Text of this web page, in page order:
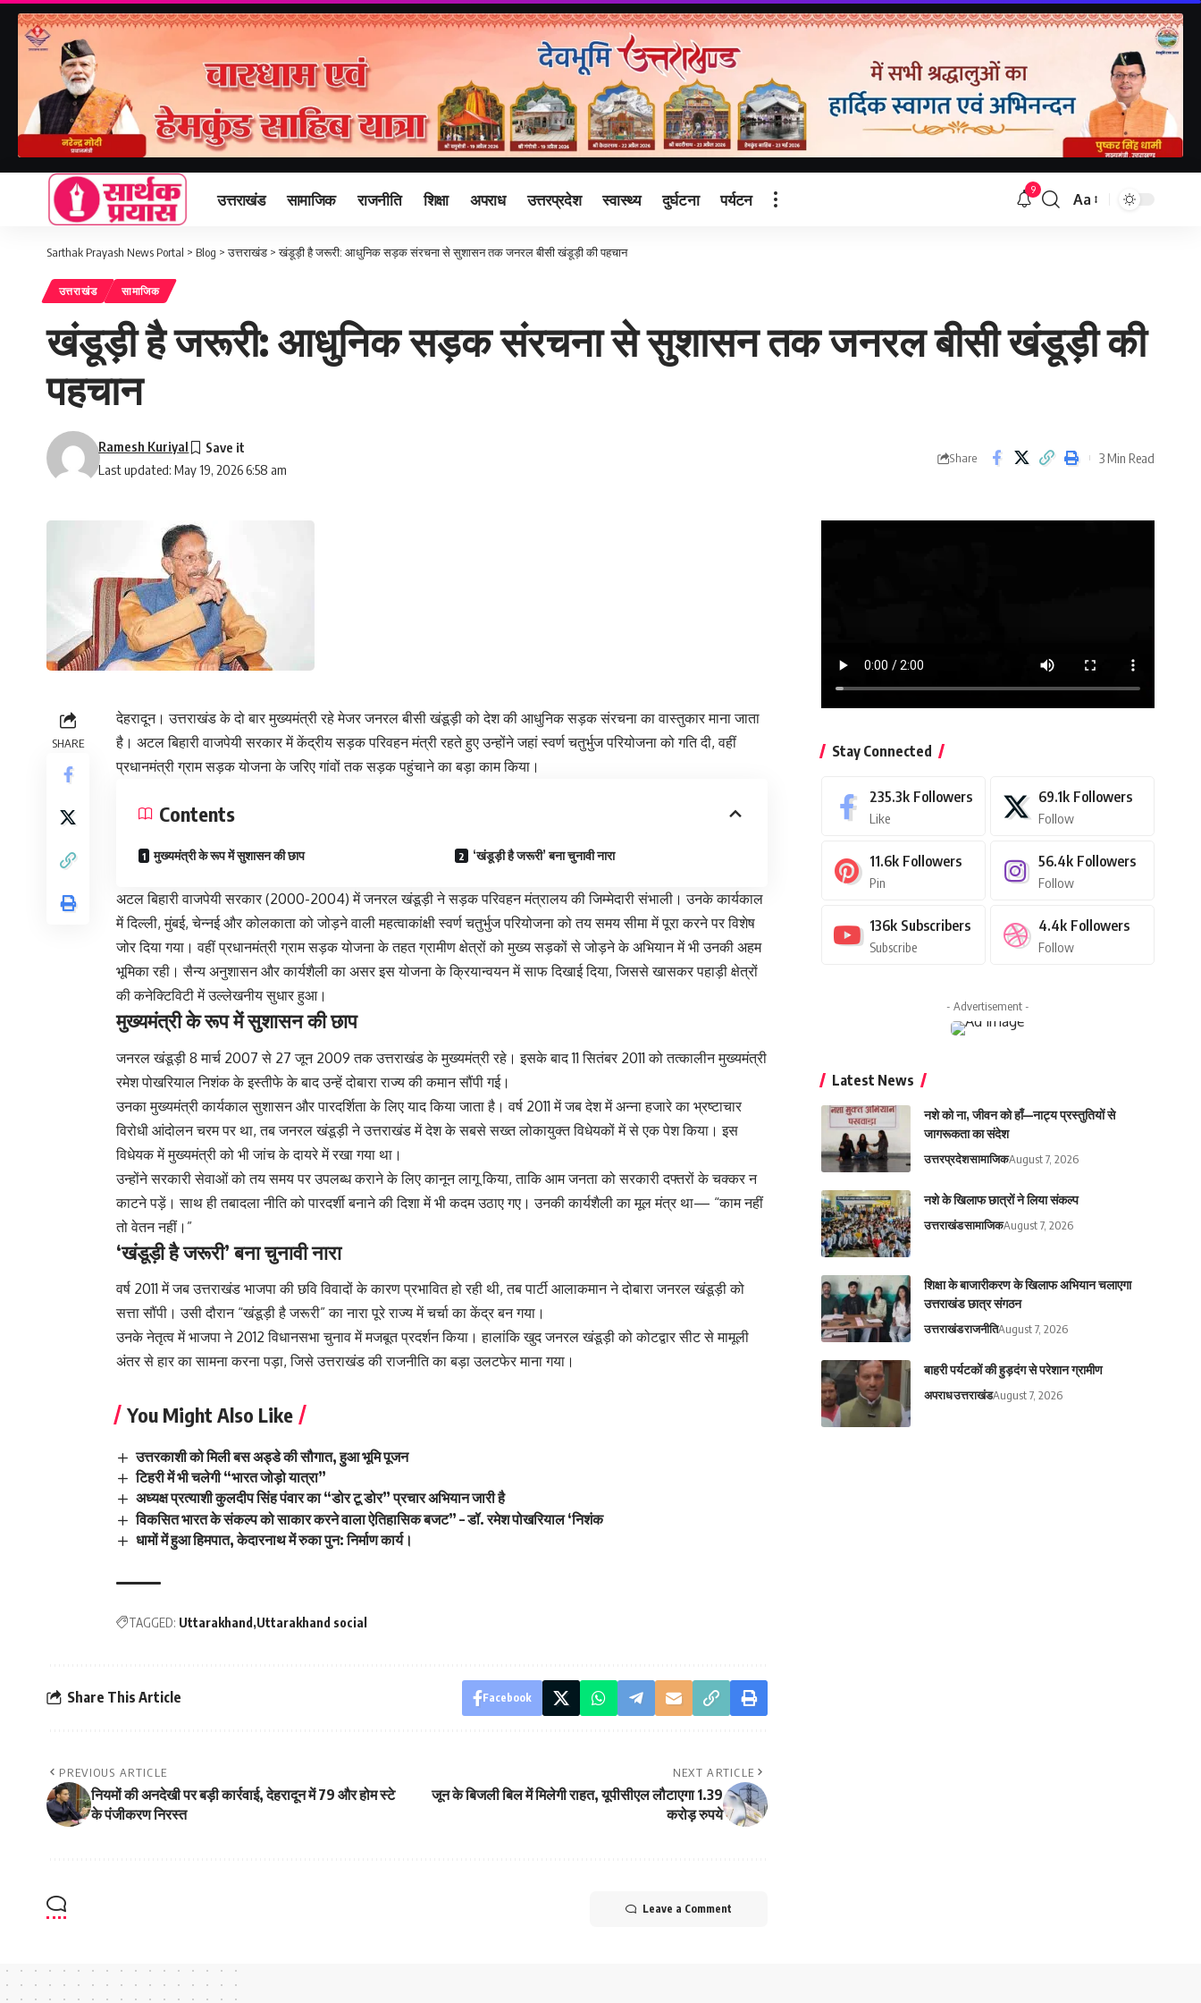
उत्तराखंड सामाजिक राजनीति शिक्षा अपराध उत्तरप्रदेश स्वास्थ्य दुर्घटना पर्यटन 9
Font
Aa
Sarthak Prayash News Portal > Blog >उत्तराखंड >खंडूड़ी है जरूरी: आधुनिक सड़क संरचना से सुशासन तक जनरल बीसी खंडूड़ी की पहचान
उत्तराखंड सामाजिक
खंडूड़ी है जरूरी: आधुनिक सड़क संरचना से सुशासन तक जनरल बीसी खंडूड़ी की
पहचान
Last updated: May 19, 2026 6:58 am
Ramesh Kuriyal
Share 3 Min Read
SHARE
देहरादून। उत्तराखंड के दो बार मुख्यमंत्री रहेमेजर जनरल बीसी खंडूड़ीको देश की आधुनिक सड़क संरचना का वास्तुकार माना जाता
है। अटल बिहारी वाजपेयी सरकार में केंद्रीय सड़क परिवहन मंत्री रहते हुए उन्होंने जहां स्वर्ण चतुर्भुज परियोजना को गति दी, वहीं
प्रधानमंत्री ग्राम सड़क योजना के जरिए गांवों तक सड़क पहुंचाने का बड़ा काम किया।
Contents
मुख्यमंत्री के रूप में सुशासन की छाप ‘खंडूड़ी है जरूरी’ बना चुनावी नारा
अटल बिहारी वाजपेयी सरकार (2000-2004) में जनरल खंडूड़ी ने सड़क परिवहन मंत्रालय की जिम्मेदारी संभाली। उनके कार्यकाल
में दिल्ली, मुंबई, चेन्नई और कोलकाता को जोड़ने वाली महत्वाकांक्षी स्वर्ण चतुर्भुज परियोजना को तय समय सीमा में पूरा करने पर विशेष
जोर दिया गया। वहीं प्रधानमंत्री ग्राम सड़क योजना के तहत ग्रामीण क्षेत्रों को मुख्य सड़कों से जोड़ने के अभियान में भी उनकी अहम
भूमिका रही। सैन्य अनुशासन और कार्यशैली का असर इस योजना के क्रियान्वयन में साफ दिखाई दिया, जिससे खासकर पहाड़ी क्षेत्रों
की कनेक्टिविटी में उल्लेखनीय सुधार हुआ।
मुख्यमंत्री के रूप में सुशासन की छाप
जनरल खंडूड़ी 8 मार्च 2007 से 27 जून 2009 तक उत्तराखंड के मुख्यमंत्री रहे। इसके बाद 11 सितंबर 2011 को तत्कालीन मुख्यमंत्री
रमेश पोखरियाल निशंकके इस्तीफे के बाद उन्हें दोबारा राज्य की कमान सौंपी गई।
उनका मुख्यमंत्री कार्यकाल सुशासन और पारदर्शिता के लिए याद किया जाता है। वर्ष 2011 में जब देश मेंअन्ना हजारेका भ्रष्टाचार
विरोधी आंदोलन चरम पर था, तब जनरल खंडूड़ी ने उत्तराखंड में देश के सबसे सख्त लोकायुक्त विधेयकों में से एक पेश किया। इस
विधेयक में मुख्यमंत्री को भी जांच के दायरे में रखा गया था।
उन्होंने सरकारी सेवाओं को तय समय पर उपलब्ध कराने के लिए कानून लागू किया, ताकि आम जनता को सरकारी दफ्तरों के चक्कर न
काटने पड़ें। साथ ही तबादला नीति को पारदर्शी बनाने की दिशा में भी कदम उठाए गए। उनकी कार्यशैली का मूल मंत्र था— “काम नहीं
तो वेतन नहीं।”
‘खंडूड़ी है जरूरी’ बना चुनावी नारा
वर्ष 2011 में जब उत्तराखंड भाजपा की छवि विवादों के कारण प्रभावित हो रही थी, तब पार्टी आलाकमान ने दोबारा जनरल खंडूड़ी को
सत्ता सौंपी। उसी दौरान “खंडूड़ी है जरूरी” का नारा पूरे राज्य में चर्चा का केंद्र बन गया।
उनके नेतृत्व में भाजपा ने 2012 विधानसभा चुनाव में मजबूत प्रदर्शन किया। हालांकि खुद जनरल खंडूड़ी को कोटद्वार सीट से मामूली
अंतर से हार का सामना करना पड़ा, जिसे उत्तराखंड की राजनीति का बड़ा उलटफेर माना गया।
You Might Also Like
उत्तरकाशी को मिली बस अड्डे की सौगात, हुआ भूमि पूजन
टिहरी में भी चलेगी “भारत जोड़ो यात्रा”
अध्यक्ष प्रत्याशी कुलदीप सिंह पंवार का “डोर टू डोर” प्रचार अभियान जारी है
विकसित भारत के संकल्प को साकार करने वाला ऐतिहासिक बजट” – डॉ. रमेश पोखरियाल ‘निशंक
धामों में हुआ हिमपात, केदारनाथ में रुका पुन: निर्माण कार्य।
TAGGED: Uttarakhand Uttarakhand social
Share This Article Facebook
PREVIOUS ARTICLE
नियमों की अनदेखी पर बड़ी कार्रवाई, देहरादून में 79 और होम स्टे
के पंजीकरण निरस्त
NEXT ARTICLE
जून के बिजली बिल में मिलेगी राहत, यूपीसीएल लौटाएगा 1.39
करोड़ रुपये
Leave a Comment
Stay Connected
235.3k Followers
Like
69.1k Followers
Follow
11.6k Followers
Pin
56.4k Followers
Follow
136k Subscribers
Subscribe
4.4k Followers
Follow
- Advertisement -
Latest News
नशे को ना, जीवन को हाँ—नाट्य प्रस्तुतियों से
जागरूकता का संदेश
उत्तरप्रदेशसामाजिकAugust 7, 2026
नशे के खिलाफ छात्रों ने लिया संकल्प
उत्तराखंडसामाजिकAugust 7, 2026
शिक्षा के बाजारीकरण के खिलाफ अभियान चलाएगा
उत्तराखंड छात्र संगठन
उत्तराखंडराजनीतिAugust 7, 2026
बाहरी पर्यटकों की हुड़दंग से परेशान ग्रामीण
अपराधउत्तराखंडAugust 7, 2026